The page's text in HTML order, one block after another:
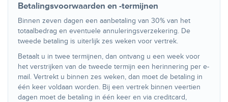
Betalingsvoorwaarden en -termijnen
Binnen zeven dagen een aanbetaling van 30% van het
totaalbedrag en eventuele annuleringsverzekering. De
tweede betaling is uiterlijk zes weken voor vertrek.
Betaalt u in twee termijnen, dan ontvang u een week voor
het verstrijken van de tweede termijn een herinnering per e-
mail. Vertrekt u binnen zes weken, dan moet de betaling in
één keer voldaan worden. Bij een vertrek binnen veertien
dagen moet de betaling in één keer en via creditcard,